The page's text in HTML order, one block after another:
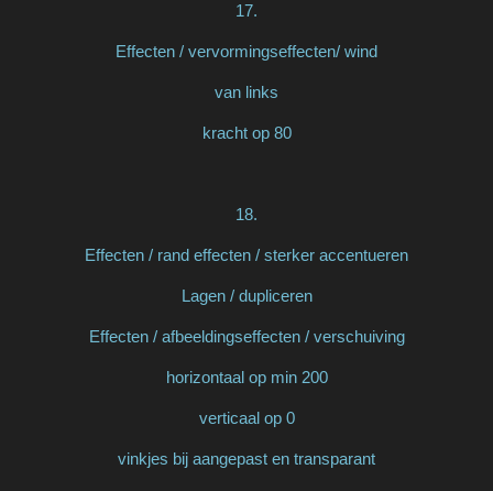
17.
Effecten / vervormingseffecten/ wind
van links
kracht op 80
18.
Effecten / rand effecten / sterker accentueren
Lagen / dupliceren
Effecten / afbeeldingseffecten / verschuiving
horizontaal op min 200
verticaal op 0
vinkjes bij aangepast en transparant